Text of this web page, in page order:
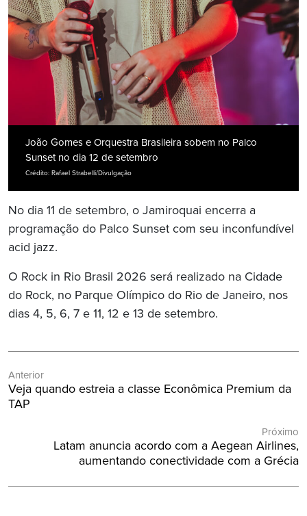
João Gomes e Orquestra Brasileira sobem no Palco
Sunset no dia 12 de setembro
Crédito: Rafael Strabelli/Divulgação
No dia 11 de setembro, o Jamiroquai encerra a
programação do Palco Sunset com seu inconfundível
acid jazz.
O Rock in Rio Brasil 2026 será realizado na Cidade
do Rock, no Parque Olímpico do Rio de Janeiro, nos
dias 4, 5, 6, 7 e 11, 12 e 13 de setembro.
de
Post
Anterior
Post
Anterior:
Veja quando estreia a classe Econômica Premium da
TAP
Próximo
Próximo
Latam anuncia acordo com a Aegean Airlines,
aumentando conectividade com a Grécia